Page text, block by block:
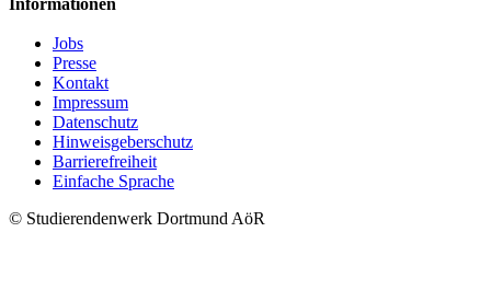
Jobs
Presse
Kontakt
Impressum
Datenschutz
Hinweisgeberschutz
Barrierefreiheit
Einfache Sprache
© Studierendenwerk Dortmund AöR